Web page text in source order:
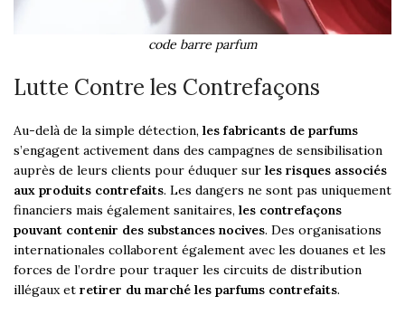
code barre parfum
Lutte Contre les Contrefaçons
Au-delà de la simple détection, les fabricants de parfums
s’engagent activement dans des campagnes de sensibilisation
auprès de leurs clients pour éduquer sur les risques associés
aux produits contrefaits. Les dangers ne sont pas uniquement
financiers mais également sanitaires, les contrefaçons
pouvant contenir des substances nocives. Des organisations
internationales collaborent également avec les douanes et les
forces de l’ordre pour traquer les circuits de distribution
illégaux et retirer du marché les parfums contrefaits.